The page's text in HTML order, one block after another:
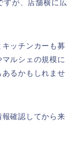
すが、店舗横に広
ッチンカーも募
ルシェの規模に
るかもしれませ
確認してから来